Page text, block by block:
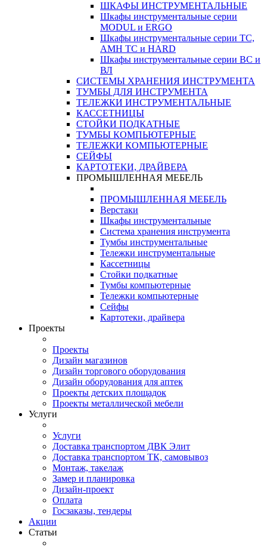
ШКАФЫ ИНСТРУМЕНТАЛЬНЫЕ
Шкафы инструментальные серии
MODUL и ERGO
Шкафы инструментальные серии ТС,
АМН ТС и HARD
Шкафы инструментальные серии ВС и
ВЛ
СИСТЕМЫ ХРАНЕНИЯ ИНСТРУМЕНТА
ТУМБЫ ДЛЯ ИНСТРУМЕНТА
ТЕЛЕЖКИ ИНСТРУМЕНТАЛЬНЫЕ
КАССЕТНИЦЫ
СТОЙКИ ПОДКАТНЫЕ
ТУМБЫ КОМПЬЮТЕРНЫЕ
ТЕЛЕЖКИ КОМПЬЮТЕРНЫЕ
СЕЙФЫ
КАРТОТЕКИ, ДРАЙВЕРА
ПРОМЫШЛЕННАЯ МЕБЕЛЬ
ПРОМЫШЛЕННАЯ МЕБЕЛЬ
Верстаки
Шкафы инструментальные
Система хранения инструмента
Тумбы инструментальные
Тележки инструментальные
Кассетницы
Стойки подкатные
Тумбы компьютерные
Тележки компьютерные
Сейфы
Картотеки, драйвера
Проекты
Проекты
Дизайн магазинов
Дизайн торгового оборудования
Дизайн оборудования для аптек
Проекты детских площадок
Проекты металлической мебели
Услуги
Услуги
Доставка транспортом ДВК Элит
Доставка транспортом ТК, самовывоз
Монтаж, такелаж
Замер и планировка
Дизайн-проект
Оплата
Госзаказы, тендеры
Акции
Статьи